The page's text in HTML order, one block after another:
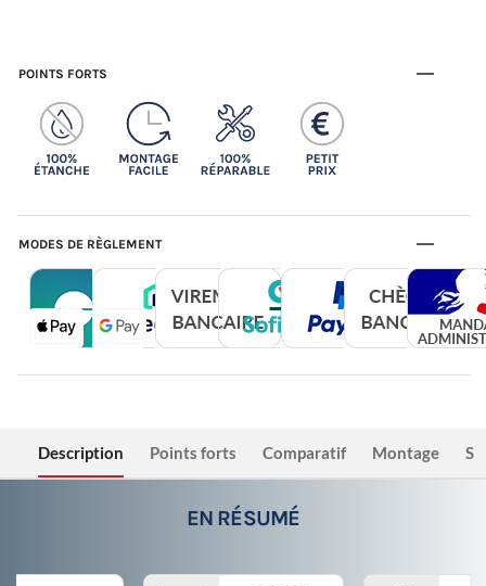
POINTS FORTS
MODES DE RÈGLEMENT
Description Points forts Comparatif Montage
EN RÉSUMÉ